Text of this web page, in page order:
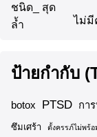
ไม่มี
ป้ายกำกับ
botox PTSD กา
ซึมเศร้า ตั้งครรภ์ไม่พร้อ